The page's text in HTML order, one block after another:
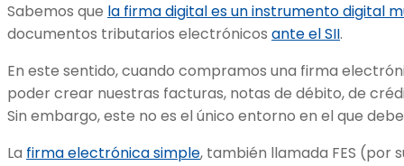
Sabemos que la firma digital es un instrumento digital
documentos tributarios electrónicos ante el SII.
En este sentido, cuando compramos una firma
poder crear nuestras facturas, notas de débito, de
Sin embargo, este no es el único entorno en el que
La firma electrónica simple, también llamada FES (por